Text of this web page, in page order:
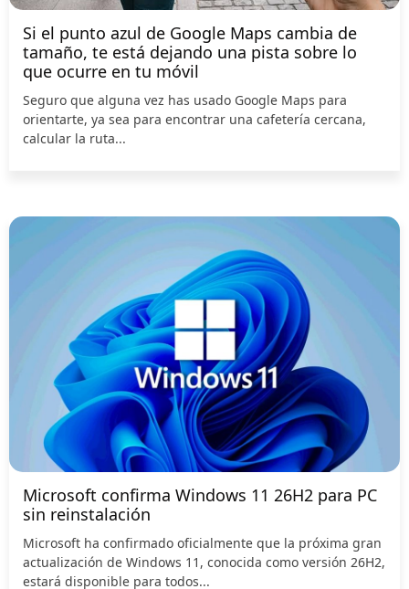
Si el punto azul de Google Maps cambia de
tamaño, te está dejando una pista sobre lo
que ocurre en tu móvil
Seguro que alguna vez has usado Google Maps para
orientarte, ya sea para encontrar una cafetería cercana,
calcular la ruta...
Microsoft confirma Windows 11 26H2 para PC
sin reinstalación
Microsoft ha confirmado oficialmente que la próxima gran
actualización de Windows 11, conocida como versión 26H2,
estará disponible para todos...